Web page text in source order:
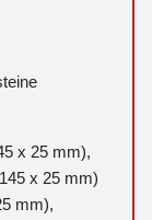
x 25 mm),
x 25 mm)
mm),